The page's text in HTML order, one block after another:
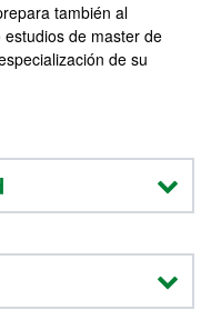
también al
de master de
de su